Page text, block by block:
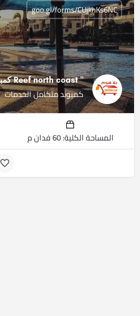
" Reef north coast كمبوند ريف الساحل الشمالى ‏"
كمبوند متكامل الخدمات
goo.gl/forms/CUjknKs6NC
المساحة الكلية: 60 فدان م